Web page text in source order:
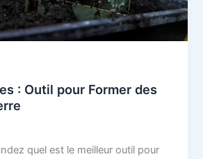
: Outil pour Former des
quel est le meilleur outil pour